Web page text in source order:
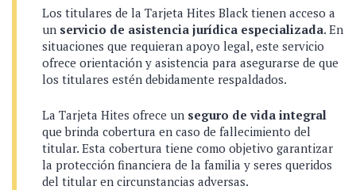
Los titulares de la Tarjeta Hites Black tienen acceso a
un servicio de asistencia jurídica especializada. En
situaciones que requieran apoyo legal, este servicio
ofrece orientación y asistencia para asegurarse de que
los titulares estén debidamente respaldados.
La Tarjeta Hites ofrece un seguro de vida integral
que brinda cobertura en caso de fallecimiento del
titular. Esta cobertura tiene como objetivo garantizar
la protección financiera de la familia y seres queridos
del titular en circunstancias adversas.